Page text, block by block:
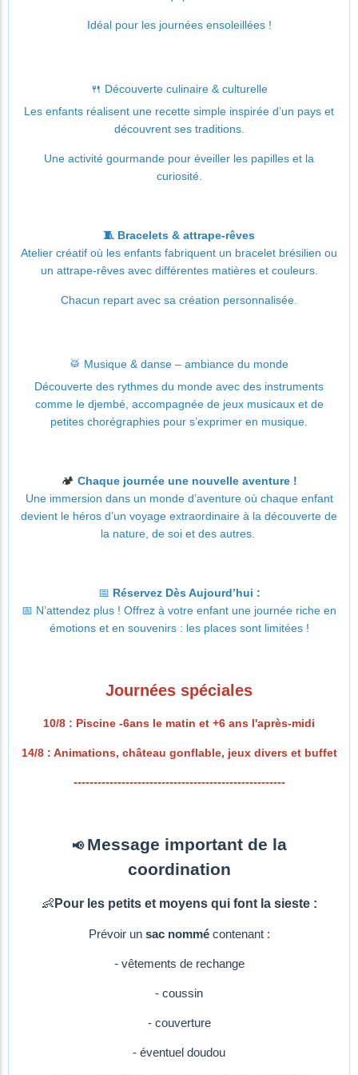
Idéal pour les journées ensoleillées !
🍴 Découverte culinaire & culturelle
Les enfants réalisent une recette simple inspirée d’un pays et
découvrent ses traditions.
Une activité gourmande pour éveiller les papilles et la
curiosité.
🧵 Bracelets & attrape-rêves
Atelier créatif où les enfants fabriquent un bracelet brésilien ou
un attrape-rêves avec différentes matières et couleurs.
Chacun repart avec sa création personnalisée.
🥁 Musique & danse – ambiance du monde
Découverte des rythmes du monde avec des instruments
comme le djembé, accompagnée de jeux musicaux et de
petites chorégraphies pour s’exprimer en musique.
🏕️ Chaque journée une nouvelle aventure !
Une immersion dans un monde d’aventure où chaque enfant
devient le héros d’un voyage extraordinaire à la découverte de
la nature, de soi et des autres.
📅 Réservez Dès Aujourd’hui :
📅 N’attendez plus ! Offrez à votre enfant une journée riche en
émotions et en souvenirs : les places sont limitées !
Journées spéciales
10/8 : Piscine -6ans le matin et +6 ans l'après-midi
14/8 : Animations, château gonflable, jeux divers et buffet
-----------------------------------------------------
📢 Message important de la
coordination
👶 Pour les petits et moyens qui font la sieste :
Prévoir un sac nommécontenant :
- vêtements de rechange
- coussin
- couverture
- éventuel doudou